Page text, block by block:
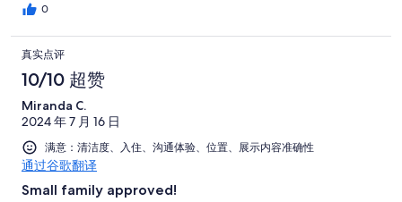
0
真实点评
10/10 超赞
Miranda C.
2024 年 7 月 16 日
满意：清洁度、入住、沟通体验、位置、展示内容准确性
通过谷歌翻译
Small family approved!